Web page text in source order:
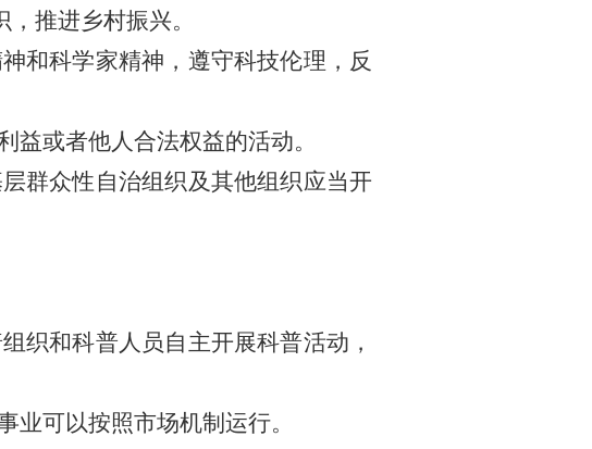
推进乡村振兴。
和科学家精神，遵守科技伦理，反
或者他人合法权益的活动。
群众性自治组织及其他组织应当开
织和科普人员自主开展科普活动，
可以按照市场机制运行。